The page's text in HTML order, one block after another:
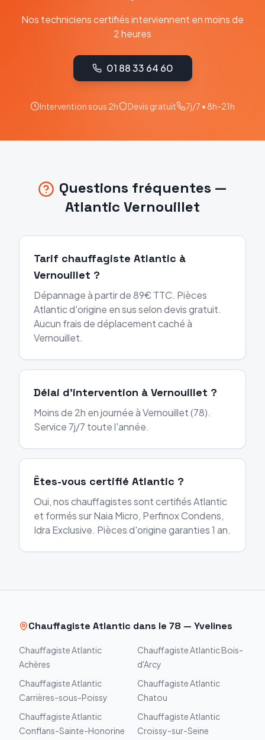
Nos techniciens certifiés interviennent en moins de
2 heures
01 88 33 64 60
Intervention sous 2h Devis gratuit 7j/7 • 8h-21h
Questions fréquentes —
Atlantic Vernouillet
Tarif chauffagiste Atlantic à
Vernouillet ?
Dépannage à partir de 89€ TTC. Pièces
Atlantic d'origine en sus selon devis gratuit.
Aucun frais de déplacement caché à
Vernouillet.
Délai d'intervention à Vernouillet ?
Moins de 2h en journée à Vernouillet (78).
Service 7j/7 toute l'année.
Êtes-vous certifié Atlantic ?
Oui, nos chauffagistes sont certifiés Atlantic
et formés sur Naia Micro, Perfinox Condens,
Idra Exclusive. Pièces d'origine garanties 1 an.
Chauffagiste Atlantic dans le 78 — Yvelines
ChauffagisteAtlantic
Achères
ChauffagisteAtlanticBois-
d'Arcy
ChauffagisteAtlantic
Carrières-sous-Poissy
ChauffagisteAtlantic
Chatou
ChauffagisteAtlantic
Conflans-Sainte-Honorine
ChauffagisteAtlantic
Croissy-sur-Seine